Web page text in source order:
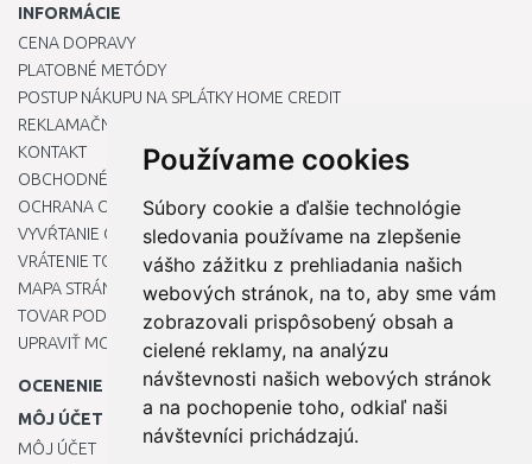
Používame cookies
Súbory cookie a ďalšie technológie
sledovania používame na zlepšenie
vášho zážitku z prehliadania našich
webových stránok, na to, aby sme vám
zobrazovali prispôsobený obsah a
cielené reklamy, na analýzu
návštevnosti našich webových stránok
a na pochopenie toho, odkiaľ naši
návštevníci prichádzajú.
INFORMÁCIE
CENA DOPRAVY
PLATOBNÉ METÓDY
POSTUP NÁKUPU NA SPLÁTKY HOME CREDIT
REKLAMAČNÝ PORIADOK
KONTAKT
OBCHODNÉ PODMIENKY
OCHRANA OSOBNÝCH ÚDAJOV
VYVŔTANIE OTVORU DO DREZU PRE KUCHYNSKÚ BATÉRIU
VRÁTENIE TOVARU / REKLAMÁCIE
MAPA STRÁNOK
TOVAR PODĽA ZNAČIEK
UPRAVIŤ MOJE PREDVOĽBY COOKIES
OCENENIE
MÔJ ÚČET
MÔJ ÚČET